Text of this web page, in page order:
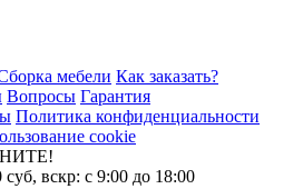
мебели Как заказать?
Вопросы Гарантия
Политика конфиденциальности
cookie
вскр: с 9:00 до 18:00